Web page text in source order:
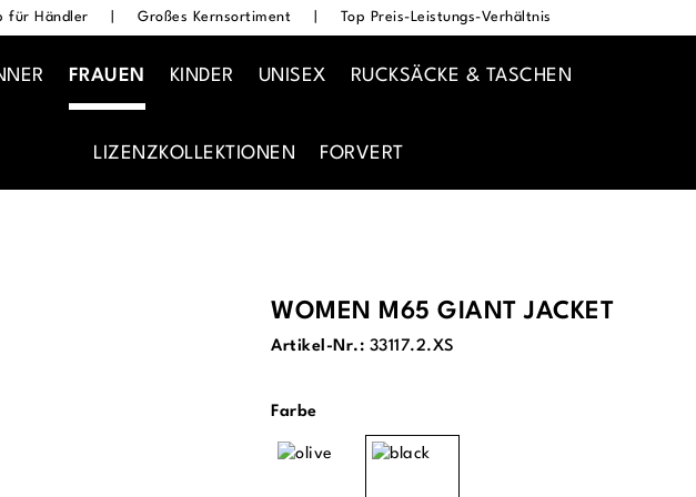
für Händler Großes Kernsortiment Top Preis-Leistungs-Verhältnis
FRAUEN KINDER UNISEX RUCKSÄCKE & TASCHEN
LIZENZKOLLEKTIONEN FORVERT
WOMEN M65 GIANT JACKET
Artikel-Nr.: 33117.2.XS
Farbeauswählen